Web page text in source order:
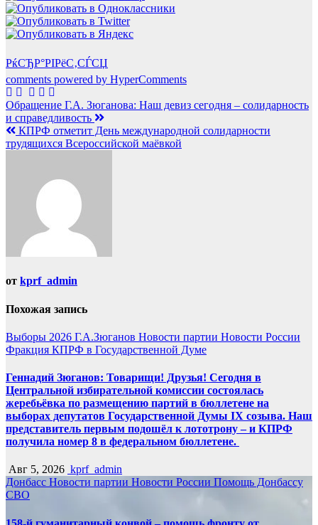
РќСЂР°РІРёС‚СЃСЏ
comments powered by HyperComments
Навигация
по
записям
Обращение Г.А. Зюганова: Наш девиз сегодня – солидарность
и справедливость
КПРФ отметит День международной солидарности
трудящихся Всероссийской маёвкой
от kprf_admin
Похожая запись
Выборы 2026 Г.А.Зюганов Новости партии Новости России
Фракция КПРФ в Государственной Думе
Геннадий Зюганов: Товарищи! Друзья! Сегодня в
Центральной избирательной комиссии состоялась
жеребьёвка по размещению партий в бюллетене на
выборах депутатов Государственной Думы IX созыва. Наш
представитель первым подошёл к лототрону – и КПРФ
получила номер 8 в федеральном бюллетене.
Авг 5, 2026 kprf_admin
Донбасс Новости партии Новости России Помощь Донбассу
СВО